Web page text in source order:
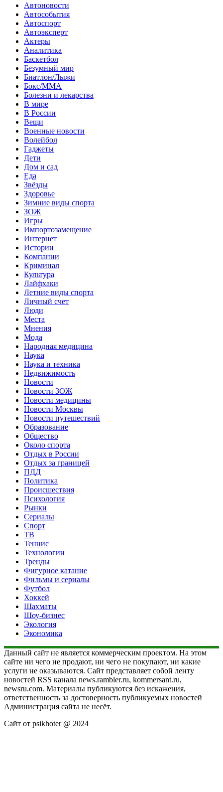
Автоновости
Автособытия
Автоспорт
Автоэксперт
Актеры
Аналитика
Баскетбол
Безумный мир
Биатлон/Лыжи
Бокс/MMA
Болезни и лекарства
В мире
В России
Вещи
Военные новости
Волейбол
Гаджеты
Дети
Дом и сад
Еда
Звёзды
Здоровье
Зимние виды спорта
ЗОЖ
Игры
Импортозамещение
Интернет
Истории
Компании
Криминал
Культура
Лайфхаки
Летние виды спорта
Личный счет
Люди
Места
Мнения
Мода
Народная медицина
Наука
Наука и техника
Недвижимость
Новости
Новости ЗОЖ
Новости медицины
Новости Москвы
Новости путешествий
Образование
Общество
Около спорта
Отдых в России
Отдых за границей
ПДД
Политика
Происшествия
Психология
Рынки
Сериалы
Спорт
ТВ
Теннис
Технологии
Тренды
Фигурное катание
Фильмы и сериалы
Футбол
Хоккей
Шахматы
Шоу-бизнес
Экология
Экономика
Данный сайт не является коммерческим проектом. На этом
сайте ни чего не продают, ни чего не покупают, ни какие
услуги не оказываются. Сайт представляет собой ленту
новостей RSS канала news.rambler.ru, kommersant.ru,
newsru.com. Материалы публикуются без искажения,
ответственность за достоверность публикуемых новостей
Администрация сайта не несёт.
Сайт от psikhoter @ 2024